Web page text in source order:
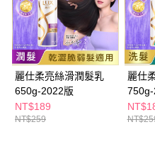
【注意事項】
１．透過由恩沛科技股份有限公司
易，需依本服務之必要範圍內提供
權轉讓予恩沛科技股份有限公司。
２．關於個人資料處理事宜，請瀏
https://aftee.tw/terms/#terms3
３．未成年的使用者請事先徵得法
「AFTEE先享後付」，若未經同意
任。
7-11取貨付款
每筆NT$65，滿NT$490(含以上
付款後7-11取貨
每筆NT$65，滿NT$490(含以上
宅配(本島)
每筆NT$100，滿NT$790(含以上
麗仕柔亮絲滑潤髮乳
650g-2022版
NT$189
NT$259
麗仕